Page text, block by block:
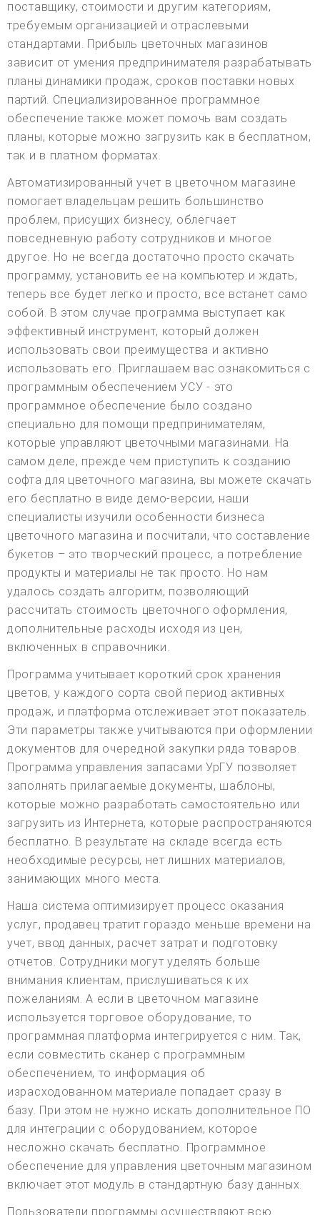
поставщику, стоимости и другим категориям,
требуемым организацией и отраслевыми
стандартами. Прибыль цветочных магазинов
зависит от умения предпринимателя разрабатывать
планы динамики продаж, сроков поставки новых
партий. Специализированное программное
обеспечение также может помочь вам создать
планы, которые можно загрузить как в бесплатном,
так и в платном форматах.
Автоматизированный учет в цветочном магазине
помогает владельцам решить большинство
проблем, присущих бизнесу, облегчает
повседневную работу сотрудников и многое
другое. Но не всегда достаточно просто скачать
программу, установить ее на компьютер и ждать,
теперь все будет легко и просто, все встанет само
собой. В этом случае программа выступает как
эффективный инструмент, который должен
использовать свои преимущества и активно
использовать его. Приглашаем вас ознакомиться с
программным обеспечением УСУ - это
программное обеспечение было создано
специально для помощи предпринимателям,
которые управляют цветочными магазинами. На
самом деле, прежде чем приступить к созданию
софта для цветочного магазина, вы можете скачать
его бесплатно в виде демо-версии, наши
специалисты изучили особенности бизнеса
цветочного магазина и посчитали, что составление
букетов – это творческий процесс, а потребление
продукты и материалы не так просто. Но нам
удалось создать алгоритм, позволяющий
рассчитать стоимость цветочного оформления,
дополнительные расходы исходя из цен,
включенных в справочники.
Программа учитывает короткий срок хранения
цветов, у каждого сорта свой период активных
продаж, и платформа отслеживает этот показатель.
Эти параметры также учитываются при оформлении
документов для очередной закупки ряда товаров.
Программа управления запасами УрГУ позволяет
заполнять прилагаемые документы, шаблоны,
которые можно разработать самостоятельно или
загрузить из Интернета, которые распространяются
бесплатно. В результате на складе всегда есть
необходимые ресурсы, нет лишних материалов,
занимающих много места.
Наша система оптимизирует процесс оказания
услуг, продавец тратит гораздо меньше времени на
учет, ввод данных, расчет затрат и подготовку
отчетов. Сотрудники могут уделять больше
внимания клиентам, прислушиваться к их
пожеланиям. А если в цветочном магазине
используется торговое оборудование, то
программная платформа интегрируется с ним. Так,
если совместить сканер с программным
обеспечением, то информация об
израсходованном материале попадает сразу в
базу. При этом не нужно искать дополнительное ПО
для интеграции с оборудованием, которое
несложно скачать бесплатно. Программное
обеспечение для управления цветочным магазином
включает этот модуль в стандартную базу данных.
Пользователи программы осуществляют всю